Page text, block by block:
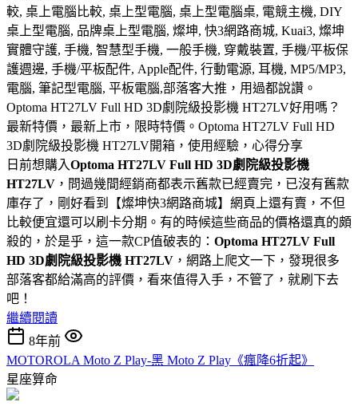
較, 桌上電腦比較, 桌上型電腦, 桌上型電腦桌, 電競主機, DIY
桌上型電腦, 品牌桌上型電腦, 燦坤, 快3網路商城, Kuai3, 燦坤
實體守護, 手機, 智慧型手機, 一般手機, 穿戴裝置, 手機/平板保
護週邊, 手機/平板配件, Apple配件, 行動電源, 耳機, MP5/MP3,
電腦, 筆記型電腦, 平板電腦,部落客大推，用過都說讚。
Optoma HT27LV Full HD 3D劇院級投影機 HT27LV好用嗎？
最新特價，最新上市，限時特價。Optoma HT27LV Full HD
3D劇院級投影機 HT27LV開箱，使用經驗，心得分享
日前想購入Optoma HT27LV Full HD 3D劇院級投影機
HT27LV ，問過幾間經銷商都表示舊款已經賣完，已沒有舊款
庫存了，剛好看到【燦坤快3網路商城】網頁上還有賣，不但
比較便宜還可以刷卡分期。有的時候這些商品的價格還真的頗
殺的，於是乎，這一款CP值破表的： Optoma HT27LV Full
HD 3D劇院級投影機 HT27LV ，網路上爬文一下，發現很多
部落客都給滿高的評價，看來值得入手，不管了，就刷下去
吧！
繼續閱讀
8年前
MOTOROLA Moto Z Play-黑 Moto Z Play《瘋降6折起》
星座算命